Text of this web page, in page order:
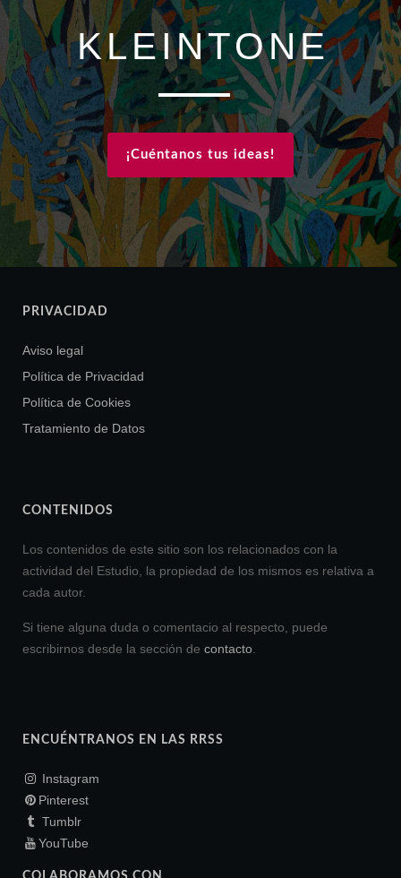
KLEINTONE
¡Cuéntanos tus ideas!
PRIVACIDAD
Aviso legal
Política de Privacidad
Política de Cookies
Tratamiento de Datos
CONTENIDOS
Los contenidos de este sitio son los relacionados con la
actividad del Estudio, la propiedad de los mismos es relativa a
cada autor.
Si tiene alguna duda o comentacio al respecto, puede
escribirnos desde la sección de contacto
ENCUÉNTRANOS EN LAS RRSS
Instagram
Pinterest
Tumblr
YouTube